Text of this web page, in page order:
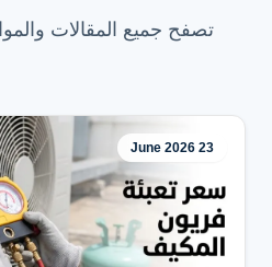
اطلب
تصفح جميع المقالات
23 June 2026